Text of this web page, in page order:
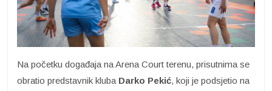
Na početku događaja na Arena Court terenu, prisutnima se
obratio predstavnik kluba Darko Pekić, koji je podsjetio na